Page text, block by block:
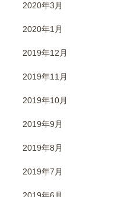
2020年3月
2020年1月
2019年12月
2019年11月
2019年10月
2019年9月
2019年8月
2019年7月